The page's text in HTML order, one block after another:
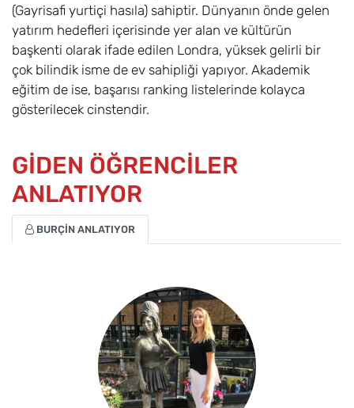
(Gayrisafi yurtiçi hasıla) sahiptir. Dünyanın önde gelen
yatırım hedefleri içerisinde yer alan ve kültürün
başkenti olarak ifade edilen Londra, yüksek gelirli bir
çok bilindik isme de ev sahipliği yapıyor. Akademik
eğitim de ise, başarısı ranking listelerinde kolayca
gösterilecek cinstendir.
GİDEN ÖĞRENCİLER
ANLATIYOR
BURÇİN ANLATIYOR